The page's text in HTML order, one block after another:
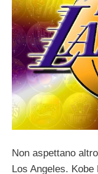
Non aspettano
Los Angeles.